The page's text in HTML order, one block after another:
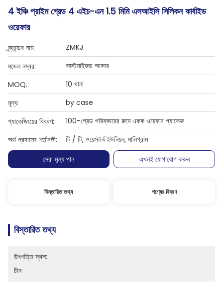
4 ইঞ্চি প্রাইম গ্রেড 4 এইচ-এন 1.5 মিমি এসআইসি সিলিকন কার্বাইড
ওয়েফার
ব্র্যান্ডের নাম:
ZMKJ
মডেল নম্বর:
কাস্টমাইজড আকার
MOQ.:
10 খানা
মূল্য:
by case
প্যাকেজিংয়ের বিবরণ:
100-গ্রেড পরিষ্কারের রুমে একক ওয়েফার প্যাকেজ
অর্থ প্রদানের শর্তাবলী:
টি / টি, ওয়েস্টার্ন ইউনিয়ন, মানিগ্রাম
সেরা মূল্য পান
এখনই যোগাযোগ করুন
বিস্তারিত তথ্য পণ্যের বিবরণ
বিস্তারিত তথ্য
উৎপত্তি স্থল:
চীন